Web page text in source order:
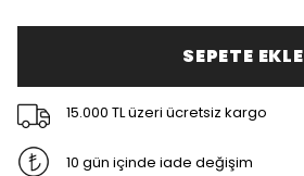
SEPETE EKLE
15.000 TL üzeri ücretsiz kargo
10 gün içinde iade değişim